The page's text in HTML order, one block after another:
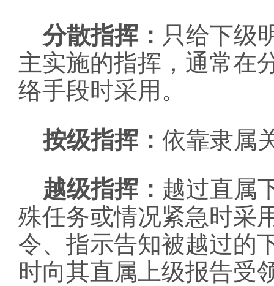
分散指挥： 只给下级
主实施的指挥，通常在
络手段时采用。
按级指挥： 依靠隶属
越级指挥： 越过直属
殊任务或情况紧急时采
令、指示告知被越过的
时向其直属上级报告受